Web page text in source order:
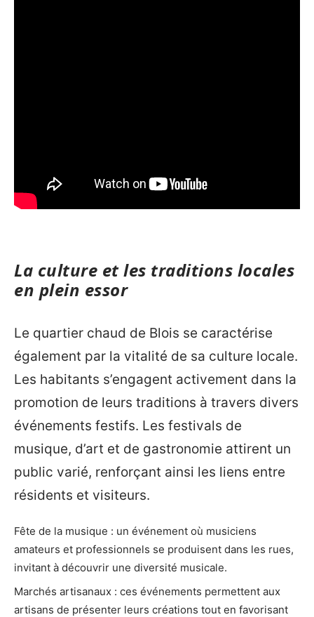
La culture et les traditions locales
en plein essor
Le quartier chaud de Blois se caractérise
également par la vitalité de sa culture locale.
Les habitants s’engagent activement dans la
promotion de leurs traditions à travers divers
événements festifs. Les festivals de
musique, d’art et de gastronomie attirent un
public varié, renforçant ainsi les liens entre
résidents et visiteurs.
Fête de la musique : un événement où musiciens
amateurs et professionnels se produisent dans les rues,
invitant à découvrir une diversité musicale.
Marchés artisanaux : ces événements permettent aux
artisans de présenter leurs créations tout en favorisant